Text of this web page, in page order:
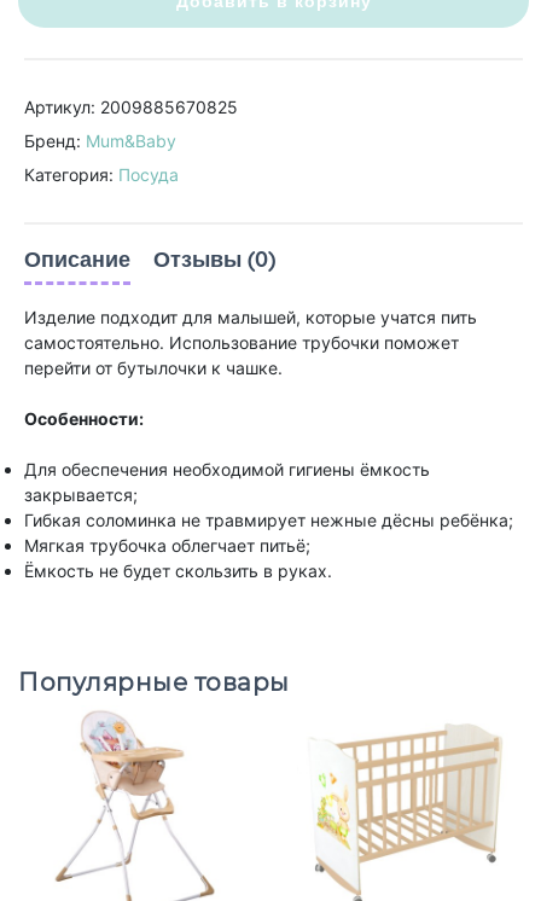
Артикул: 2009885670825
Бренд: Mum&Baby
Категория: Посуда
Описание Отзывы (0)
Изделие подходит для малышей, которые учатся пить
самостоятельно. Использование трубочки поможет
перейти от бутылочки к чашке.
Особенности:
Для обеспечения необходимой гигиены ёмкость
закрывается;
Гибкая соломинка не травмирует нежные дёсны ребёнка;
Мягкая трубочка облегчает питьё;
Ёмкость не будет скользить в руках.
Популярные товары